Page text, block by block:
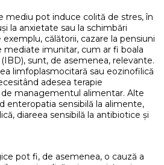
mediu pot induce colită de stres, în
la anxietate sau la schimbări
călătorii, cazare la pensiuni
mediate imunitar, cum ar fi boala
sunt, de asemenea, relevante.
limfoplasmocitară sau eozinofilică
adesea terapie
managementul alimentar. Alte
enteropatia sensibilă la alimente,
diareea sensibilă la antibiotice și
pot fi, de asemenea, o cauză a